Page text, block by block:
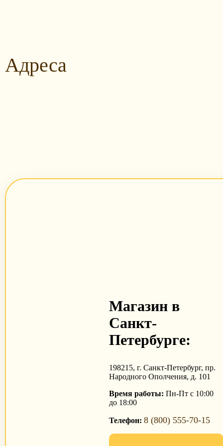
Адреса
Магазин в
Санкт-
Петербурге:
198215, г. Санкт-Петербург, пр.
Народного Ополчения, д. 101
Время работы: Пн-Пт с 10:00
до 18:00
Телефон:8 (800) 555-70-15